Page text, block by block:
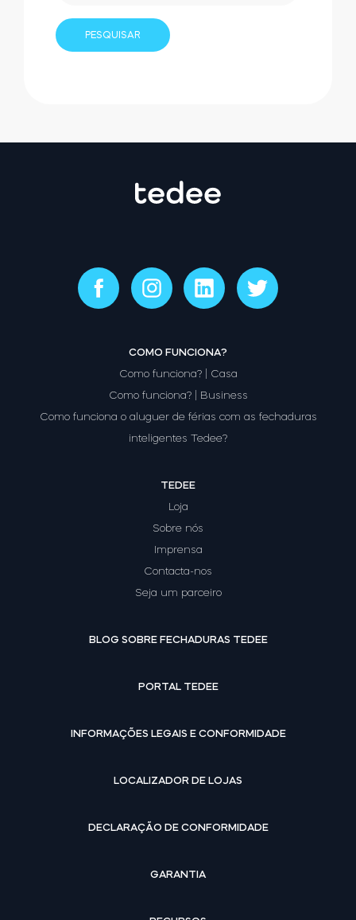
COMO FUNCIONA?
Como funciona? | Casa
Como funciona? | Business
Como funciona o aluguer de férias com as fechaduras
inteligentes Tedee?
TEDEE
Loja
Sobre nós
Imprensa
Contacta-nos
Seja um parceiro
BLOG SOBRE FECHADURAS TEDEE
PORTAL TEDEE
INFORMAÇÕES LEGAIS E CONFORMIDADE
LOCALIZADOR DE LOJAS
DECLARAÇÃO DE CONFORMIDADE
GARANTIA